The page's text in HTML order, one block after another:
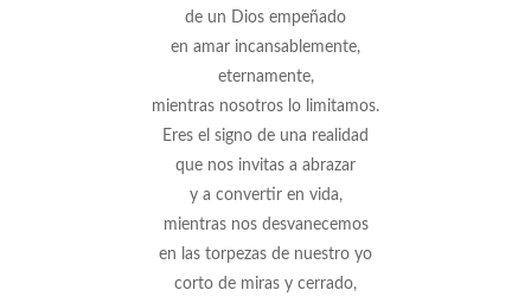
de un Dios empeñado
en amar incansablemente,
eternamente,
mientras nosotros lo limitamos.
Eres el signo de una realidad
que nos invitas a abrazar
y a convertir en vida,
mientras nos desvanecemos
en las torpezas de nuestro yo
corto de miras y cerrado,